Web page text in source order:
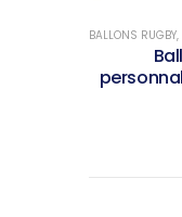
BALLONS RUGBY,